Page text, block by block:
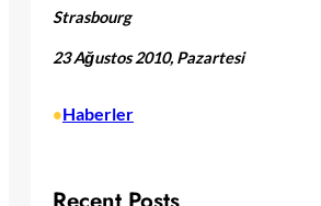
Strasbourg
23 Ağustos 2010, Pazartesi
•Haberler